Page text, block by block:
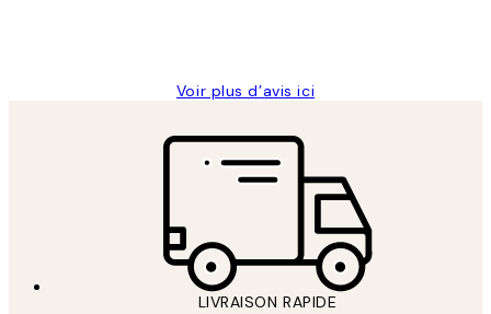
Voir plus d’avis ici
LIVRAISON RAPIDE